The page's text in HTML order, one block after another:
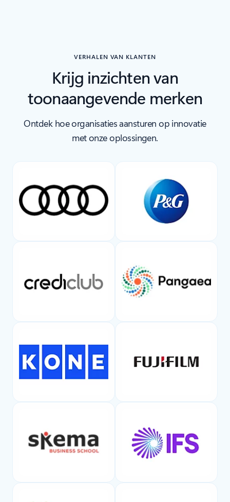
VERHALEN VAN KLANTEN
Krijg inzichten van
toonaangevende merken
Ontdek hoe organisaties aansturen op innovatie
met onze oplossingen.